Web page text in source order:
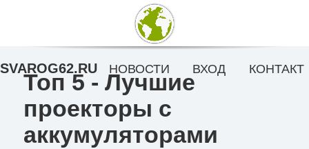
Топ 5 - Лучшие
проекторы с
аккумуляторами
SVAROG62.RU НОВОСТИ ВХОД КОНТАКТ